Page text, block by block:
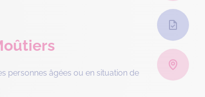
personnes âgées ou en situation de